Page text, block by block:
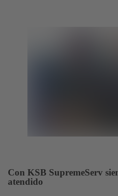
Con KSB SupremeServ
atendido